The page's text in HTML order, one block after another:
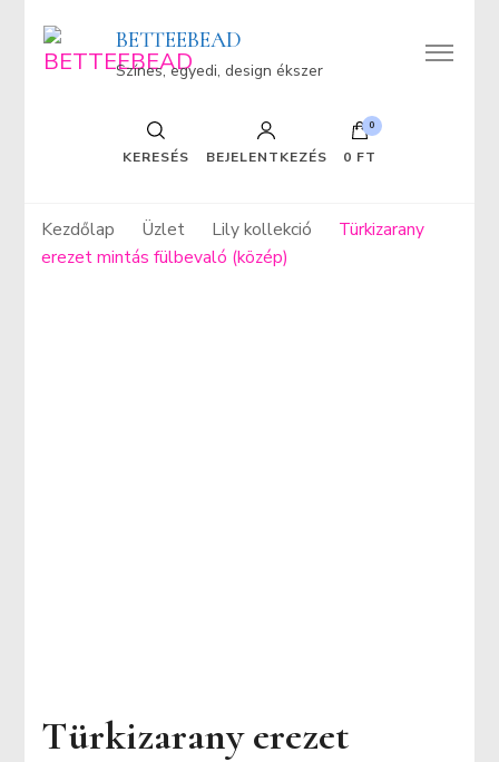
BETTEEBEAD
Színes, egyedi, design ékszer
KERESÉS BEJELENTKEZÉS
0
0 FT
Kezdőlap Üzlet Lily kollekció
Türkizarany
erezet mintás fülbevaló (közép)
Türkizarany erezet